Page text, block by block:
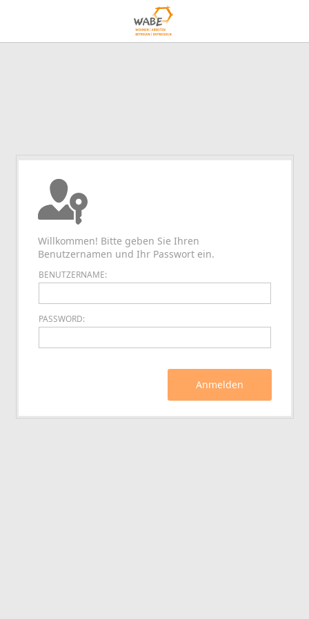
Willkommen! Bitte geben Sie Ihren
Benutzernamen und Ihr Passwort ein.
BENUTZERNAME:
PASSWORD:
Anmelden